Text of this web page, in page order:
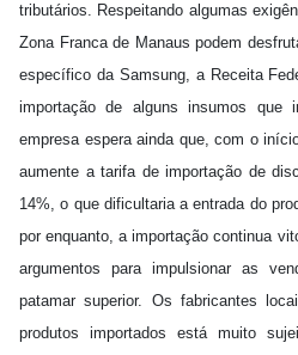
tributários. Respeitando algumas
Zona Franca de Manaus podem
específico da Samsung, a Receita
importação de alguns insumos
empresa espera ainda que, com o
aumente a tarifa de importação de
14%, o que dificultaria a entrada do
por enquanto, a importação continua
argumentos para impulsionar as
patamar superior. Os fabricantes
produtos importados está muito